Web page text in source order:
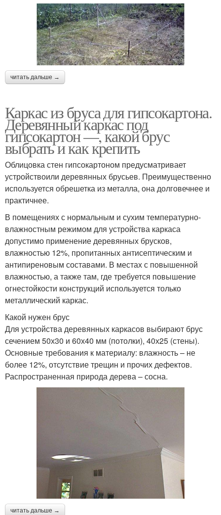
читать дальше →
Каркас из бруса для гипсокартона.
Деревянный каркас под
гипсокартон —, какой брус
выбрать и как крепить
Облицовка стен гипсокартоном предусматривает
устройствоили деревянных брусьев. Преимущественно
используется обрешетка из металла, она долговечнее и
практичнее.
В помещениях с нормальным и сухим температурно-
влажностным режимом для устройства каркаса
допустимо применение деревянных брусков,
влажностью 12%, пропитанных антисептическим и
антипиреновым составами. В местах с повышенной
влажностью, а также там, где требуется повышение
огнестойкости конструкций используется только
металлический каркас.
Какой нужен брус
Для устройства деревянных каркасов выбирают брус
сечением 50х30 и 60х40 мм (потолки), 40х25 (стены).
Основные требования к материалу: влажность – не
более 12%, отсутствие трещин и прочих дефектов.
Распространенная природа дерева – сосна.
читать дальше →